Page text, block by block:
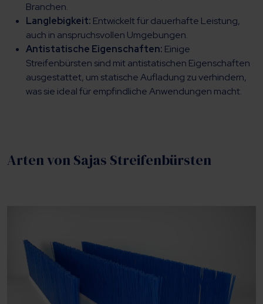
Branchen.
Langlebigkeit: Entwickelt für dauerhafte Leistung,
auch in anspruchsvollen Umgebungen.
Antistatische Eigenschaften: Einige
Streifenbürsten sind mit antistatischen Eigenschaften
ausgestattet, um statische Aufladung zu verhindern,
was sie ideal für empfindliche Anwendungen macht.
Arten von Sajas Streifenbürsten